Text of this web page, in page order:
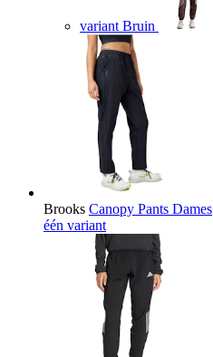
variant Bruin
Brooks Canopy Pants Dames
één variant